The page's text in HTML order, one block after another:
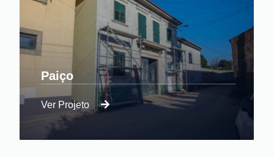
Paiço
Evolução Home, Construção do Interior de
uma Moradia Unifamiliar.
Ver Projeto